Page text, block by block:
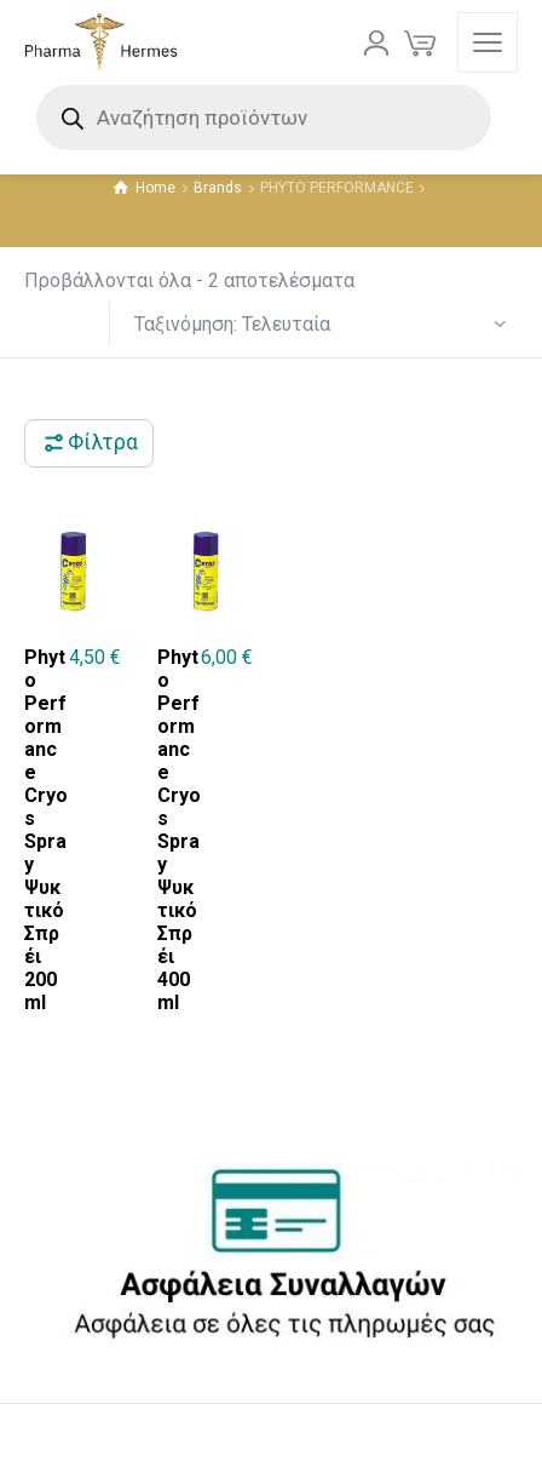
Home Brands PHYTO PERFORMANCE
Προβάλλονται όλα - 2 αποτελέσματα
Ταξινόμηση: Τελευταία
Φίλτρα
6 €
4 5 5 6 6
Phyt
o
Perf
orm
anc
e
Cryo
s
Spra
y
Ψυκ
τικό
Σπρ
έι
200
ml
4,50 €
Phyt
o
Perf
orm
anc
e
Cryo
s
Spra
y
Ψυκ
τικό
Σπρ
έι
400
ml
6,00 €